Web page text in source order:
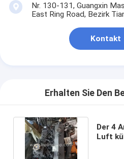
Nr. 130-131, Guangxin
East Ring Road, Bezirk
Kontakt
Erhalten Sie Den
Der 4
Luft